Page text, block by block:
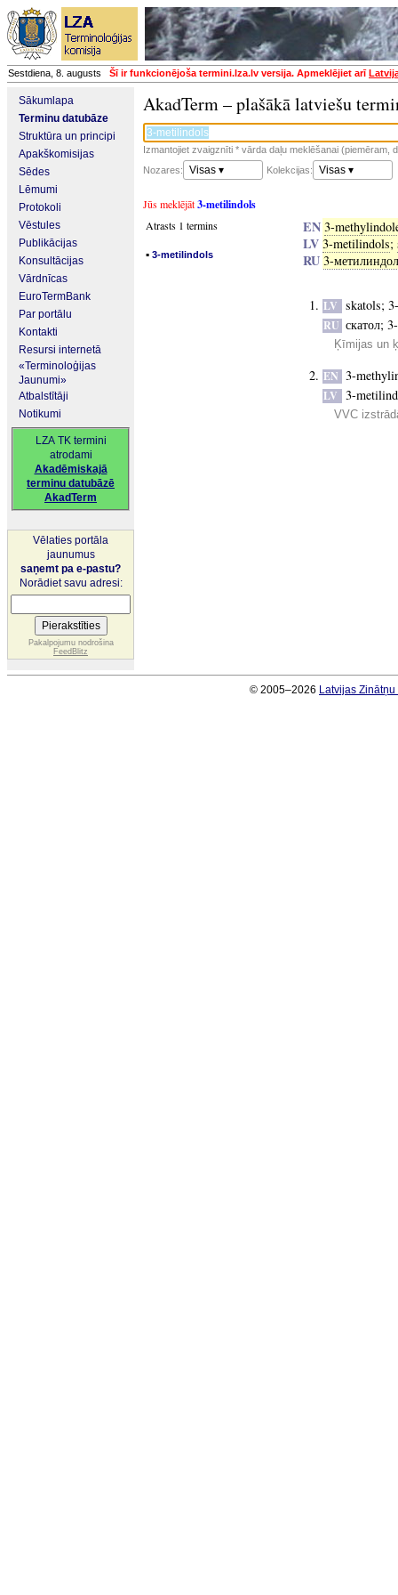
Sestdiena, 8. augusts Šī ir funkcionējoša termini.lza.lv versija. Apmeklējiet arī
Sākumlapa
Terminu datubāze
Struktūra un principi
Apakškomisijas
Sēdes
Lēmumi
Protokoli
Vēstules
Publikācijas
Konsultācijas
Vārdnīcas
EuroTermBank
Par portālu
Kontakti
Resursi internetā
«Terminoloģijas
Jaunumi»
Atbalstītāji
Notikumi
LZA TK termini
atrodami
Akadēmiskajā
terminu datubāzē
AkadTerm
Vēlaties portāla
jaunumus
saņemt pa e-pastu?
Norādiet savu adresi:
Pakalpojumu nodrošina
FeedBlitz
AkadTerm – plašākā latviešu
Izmantojiet zvaigznīti * vārda daļu meklēšanai (piemēram,
Nozares:
Visas ▾ Kolekcijas: Visas ▾
Jūs meklējāt3-metilindols
Atrasts 1 termins
▪ 3-metilindols
EN 3-
LV 3-metilindols;
RU 3-метилиндол
LV skatols;
RU скатол;
Ķīmijas un
EN 3-
LV 3-
VVC
© 2005–2026 Latvijas